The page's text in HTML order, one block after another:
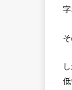
字